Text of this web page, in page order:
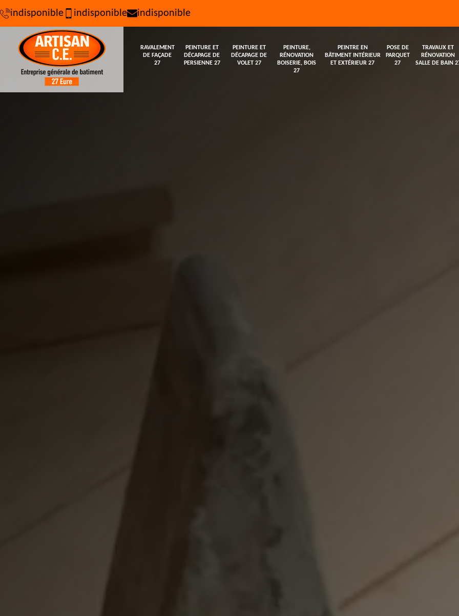
indisponible indisponible indisponible
RAVALEMENT
DE FAÇADE
27
PEINTURE ET
DÉCAPAGE DE
PERSIENNE 27
PEINTURE ET
DÉCAPAGE DE
VOLET 27
PEINTURE,
RÉNOVATION
BOISERIE, BOIS
27
PEINTRE EN
BÂTIMENT INTÉRIEUR
ET EXTÉRIEUR 27
POSE DE
PARQUET
27
TRAVAUX ET
RÉNOVATION
SALLE DE BAIN